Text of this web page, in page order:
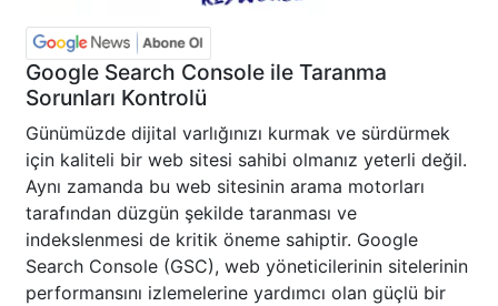
Google Search Console ile Taranma
Sorunları Kontrolü
Günümüzde dijital varlığınızı kurmak ve sürdürmek
için kaliteli bir web sitesi sahibi olmanız yeterli değil.
Aynı zamanda bu web sitesinin arama motorları
tarafından düzgün şekilde taranması ve
indekslenmesi de kritik öneme sahiptir. Google
Search Console (GSC), web yöneticilerinin sitelerinin
performansını izlemelerine yardımcı olan güçlü bir